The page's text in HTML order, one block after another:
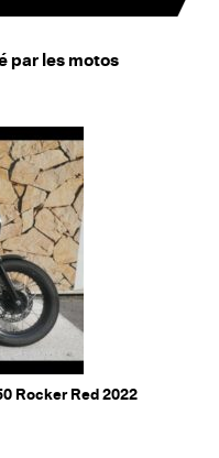
par les motos
Rocker Red 2022